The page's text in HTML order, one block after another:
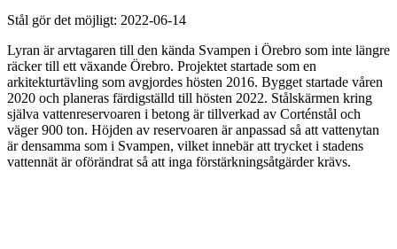
Stål gör det möjligt: 2022-06-14
Lyran är arvtagaren till den kända Svampen i Örebro som inte längre
räcker till ett växande Örebro. Projektet startade som en
arkitekturtävling som avgjordes hösten 2016. Bygget startade våren
2020 och planeras färdigställd till hösten 2022. Stålskärmen kring
själva vattenreservoaren i betong är tillverkad av Corténstål och
väger 900 ton. Höjden av reservoaren är anpassad så att vattenytan
är densamma som i Svampen, vilket innebär att trycket i stadens
vattennät är oförändrat så att inga förstärkningsåtgärder krävs.